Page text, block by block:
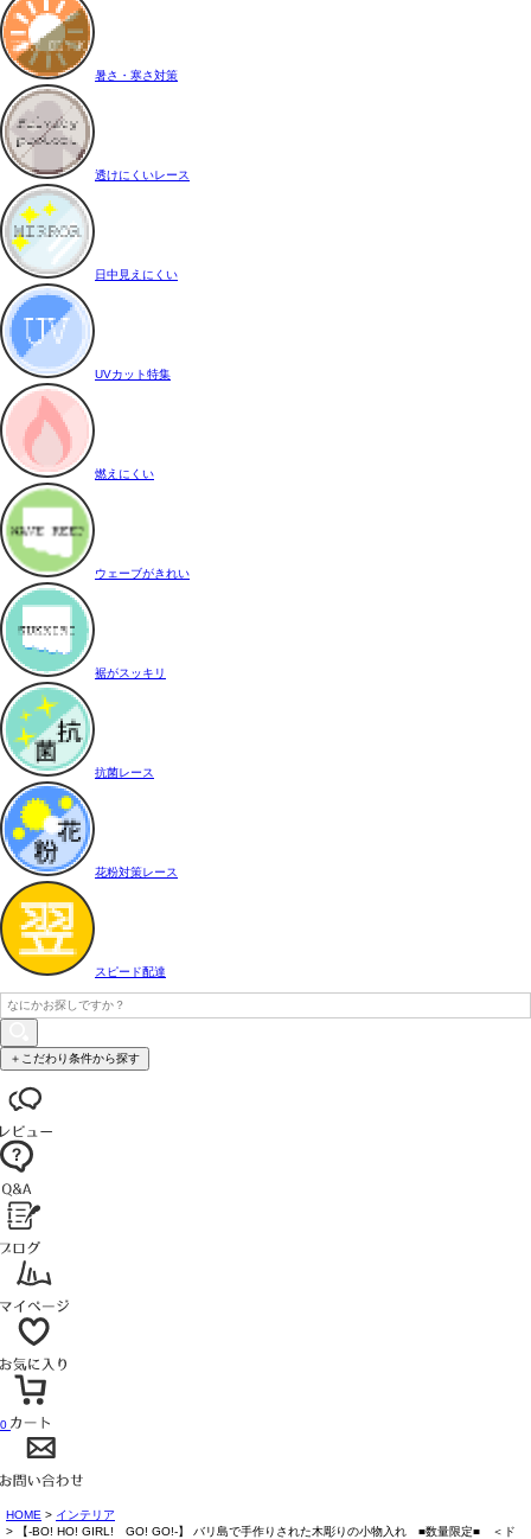
暑さ・寒さ対策
透けにくいレース
日中見えにくい
UVカット特集
燃えにくい
ウェーブがきれい
裾がスッキリ
抗菌レース
花粉対策レース
スピード配達
＋こだわり条件から探す
0
HOME
インテリア
【-BO! HO! GIRL! GO! GO!-】 バリ島で手作りされた木彫りの小物入れ ■数量限定■ ＜ド